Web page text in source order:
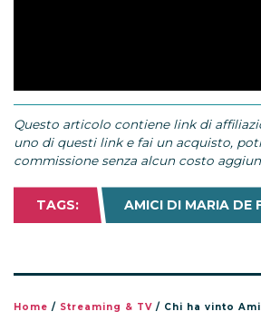
Questo articolo contiene link di
uno di questi link e fai un acquisto,
commissione senza alcun costo
TAGS: AMICI DI MARIA DE
Home / Streaming & TV / Chi ha vinto Amici 2025: il trionfo